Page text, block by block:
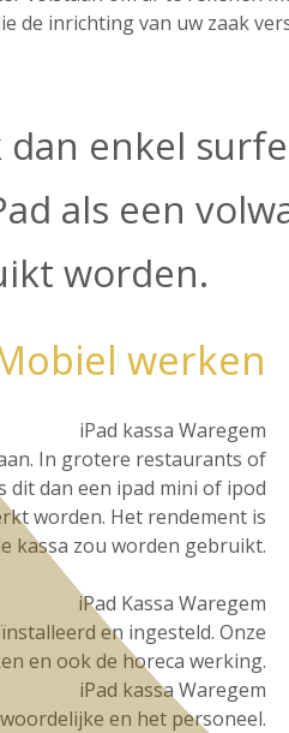
de inrichting van uw zaak
enkel
als een
worden.
werken
iPad kassa Waregem
In grotere restaurants of
dit dan een ipad mini of ipod
worden. Het rendement is
kassa zou worden gebruikt.
iPad Kassa Waregem
en ingesteld. Onze
en ook de horeca werking.
iPad kassa Waregem
en het personeel.